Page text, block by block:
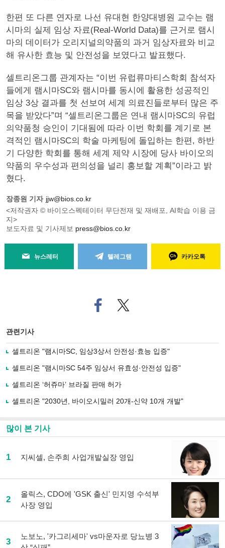
한편 또 다른 연자로 나선 유대현 한양대병원 교수는 램
시마의 실제 임상 자료(Real-World Data)를 근거로 램시
마의 데이터가 오리지널의약품의 과거 임상자료와 비교
해 유사한 효능 및 안전성을 보였다고 발표했다.
셀트리온그룹 관계자는 “이번 유럽류마티스학회 참석자
들에게 램시마SC와 램시마를 동시에 활용한 성공적인
임상 3상 결과를 첫 선보여 세계 의료진들로부터 많은 주
목을 받았다”며 “셀트리온그룹은 연내 램시마SC의 유럽
의약품청 승인이 기대됨에 따라 이번 학회를 계기로 본
격적인 램시마SC의 학술 마케팅에 돌입하는 한편, 하반
기 다양한 학회를 통해 세계 제약 시장에 당사 바이오의
약품의 우수성과 편의성을 널리 홍보할 계획”이라고 밝
혔다.
장종원 기자 jjw@bios.co.kr
<저작권자 © 바이오스펙테이터 무단전재 및 재배포, AI학습 이용 금
지>
보도자료 및 기사제보 press@bios.co.kr
뉴스레터 텔레그램 카카오톡
페
이
로
기
사
유
기
트위
터로
관련기사
셀트리온 "램시마SC, 임상3상서 안전성·효능 입증"
셀트리온 "램시마SC 54주 임상서 유효성·안전성 입증"
셀트리온 ‘허쥬마’ 브라질 판매 허가
셀트리온 "2030년, 바이오시밀러 20개-신약 10개 개발"
많이 본 기사
1 지씨셀, 손주희 사업개발실장 영입
2
올릭스, CDO에 'GSK 출신' 민지영 수석부
사장 영입
3
노보노, '카그리세마' vs마운자로 당뇨병 3